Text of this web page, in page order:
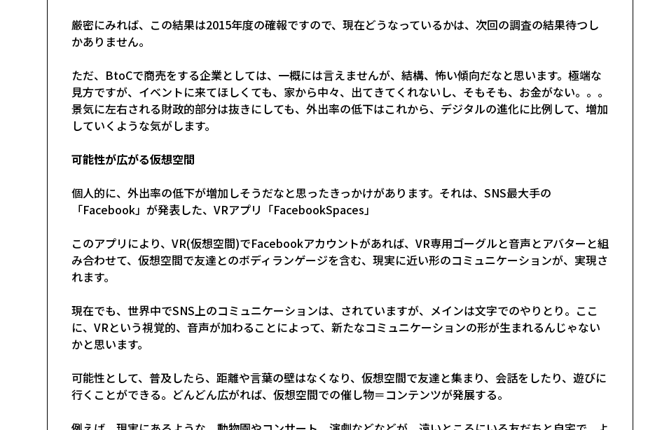
厳密にみれば、この結果は2015年度の確報ですので、現在どうなっているかは、次回の調査の結果待つし
かありません。
ただ、BtoCで商売をする企業としては、一概には言えませんが、結構、怖い傾向だなと思います。極端な
見方ですが、イベントに来てほしくても、家から中々、出てきてくれないし、そもそも、お金がない。。。
景気に左右される財政的部分は抜きにしても、外出率の低下はこれから、デジタルの進化に比例して、増加
していくような気がします。
可能性が広がる仮想空間
個人的に、外出率の低下が増加しそうだなと思ったきっかけがあります。それは、SNS最大手の
「Facebook」が発表した、VRアプリ「FacebookSpaces」
このアプリにより、VR(仮想空間)でFacebookアカウントがあれば、VR専用ゴーグルと音声とアバターと組
み合わせて、仮想空間で友達とのボディランゲージを含む、現実に近い形のコミュニケーションが、実現さ
れます。
現在でも、世界中でSNS上のコミュニケーションは、されていますが、メインは文字でのやりとり。ここ
に、VRという視覚的、音声が加わることによって、新たなコミュニケーションの形が生まれるんじゃない
かと思います。
可能性として、普及したら、距離や言葉の壁はなくなり、仮想空間で友達と集まり、会話をしたり、遊びに
行くことができる。どんどん広がれば、仮想空間での催し物＝コンテンツが発展する。